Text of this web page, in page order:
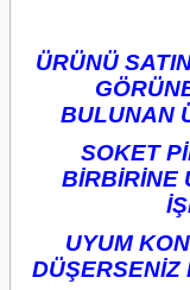
ÜRÜNÜ
BULUNAN
SOKET
BİRBİRİNE
UYUM
DÜŞERSENİZ